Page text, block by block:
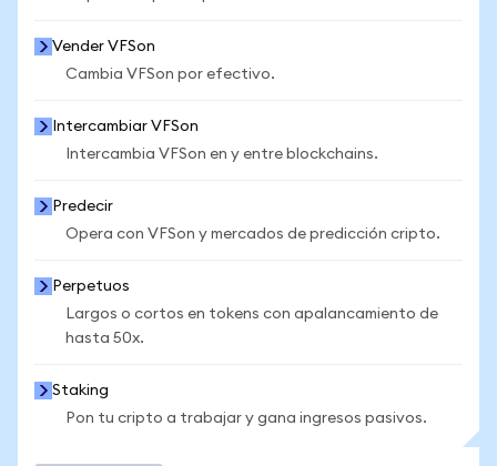
Vender VFSon
Cambia VFSon por efectivo.
Intercambiar VFSon
Intercambia VFSon en y entre blockchains.
Predecir
Opera con VFSon y mercados de predicción cripto.
Perpetuos
Largos o cortos en tokens con apalancamiento de
hasta 50x.
Staking
Pon tu cripto a trabajar y gana ingresos pasivos.